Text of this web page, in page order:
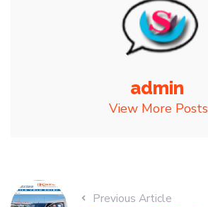
admin
View More Posts
Previous Article